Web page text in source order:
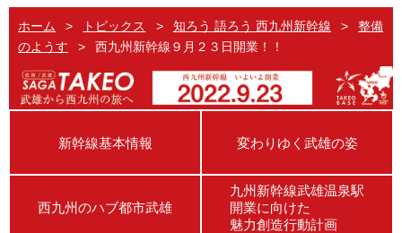
ホーム > トピックス > 知ろう 語ろう 西九州新幹線 >
整備
のようす
> 西九州新幹線９月２３日開業！！
新幹線基本情報 変わりゆく武雄の姿
西九州のハブ都市武雄
九州新幹線武雄温泉駅
開業に向けた
魅力創造行動計画